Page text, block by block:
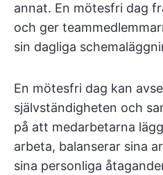
annat. En mötesfri dag
och ger
sin dagliga
En mötesfri dag kan
självständigheten och
på att medarbetarna
arbeta, balanserar sina
sina personliga